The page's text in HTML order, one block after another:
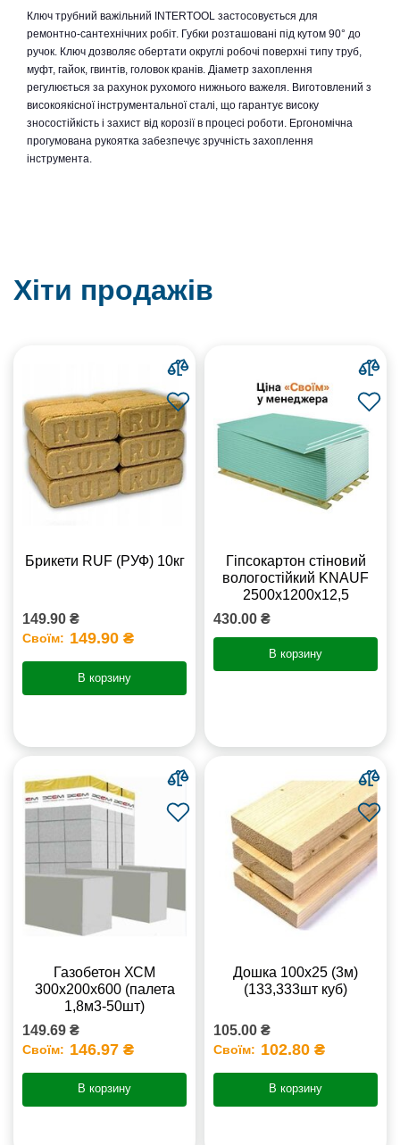
Ключ трубний важільний INTERTOOL застосовується для
ремонтно-сантехнічних робіт. Губки розташовані під кутом 90° до
ручок. Ключ дозволяє обертати округлі робочі поверхні типу труб,
муфт, гайок, гвинтів, головок кранів. Діаметр захоплення
регулюється за рахунок рухомого нижнього важеля. Виготовлений з
високоякісної інструментальної сталі, що гарантує високу
зносостійкість і захист від корозії в процесі роботи. Ергономічна
прогумована рукоятка забезпечує зручність захоплення
інструмента.
Хіти продажів
Брикети RUF (РУФ) 10кг
149.90 ₴
Своїм: 149.90 ₴
В корзину
Гіпсокартон стіновий
вологостійкий KNAUF
2500х1200х12,5
430.00 ₴
В корзину
Газобетон ХСМ
300x200x600 (палета
1,8м3-50шт)
149.69 ₴
Своїм: 146.97 ₴
В корзину
Дошка 100х25 (3м)
(133,333шт куб)
105.00 ₴
Своїм: 102.80 ₴
В корзину